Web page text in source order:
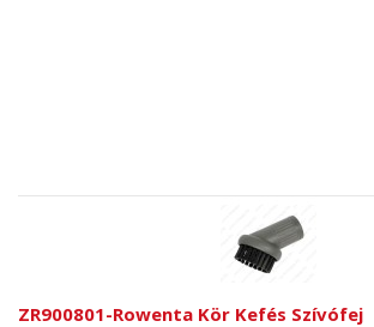
ZR900801-Rowenta Kör Kefés Szívófej